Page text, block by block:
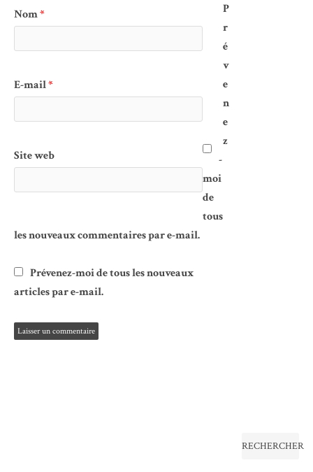
Nom*
E-mail*
Site web
P
r
é
v
e
n
e
z
-
moi
de
tous
les nouveaux commentaires par e-mail.
Prévenez-moi de tous les nouveaux
articles par e-mail.
RECHERCHER